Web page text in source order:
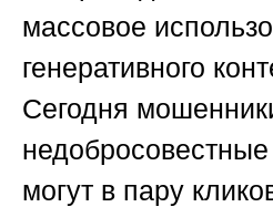
массовое
генеративного
Сегодня
могут в пару